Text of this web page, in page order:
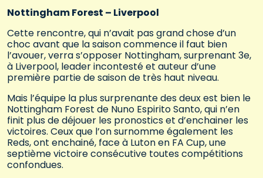
Nottingham Forest – Liverpool
Cette rencontre, qui n’avait pas grand chose d’un
choc avant que la saison commence il faut bien
l’avouer, verra s’opposer Nottingham, surprenant 3e,
à Liverpool, leader incontesté et auteur d’une
première partie de saison de très haut niveau.
Mais l’équipe la plus surprenante des deux est bien le
Nottingham Forest de Nuno Espirito Santo, qui n’en
finit plus de déjouer les pronostics et d’enchainer les
victoires. Ceux que l’on surnomme également les
Reds, ont enchainé, face à Luton en FA Cup, une
septième victoire consécutive toutes compétitions
confondues.